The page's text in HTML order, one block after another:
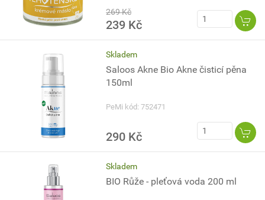
269 Kč
239 Kč
Skladem
Saloos Akne Bio Akne čisticí pěna
150ml
PeMi kód: 752471
290 Kč
Skladem
BIO Růže - pleťová voda 200 ml